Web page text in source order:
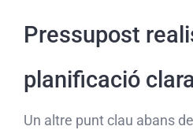
Pressupost
planificació clara
Un altre punt clau abans